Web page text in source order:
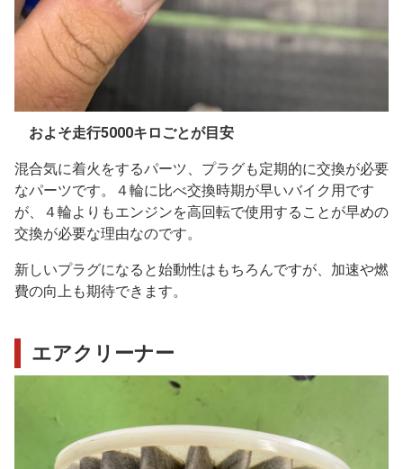
およそ走行5000キロごとが目安
混合気に着火をするパーツ、プラグも定期的に交換が必要
なパーツです。４輪に比べ交換時期が早いバイク用です
が、４輪よりもエンジンを高回転で使用することが早めの
交換が必要な理由なのです。
新しいプラグになると始動性はもちろんですが、加速や燃
費の向上も期待できます。
エアクリーナー